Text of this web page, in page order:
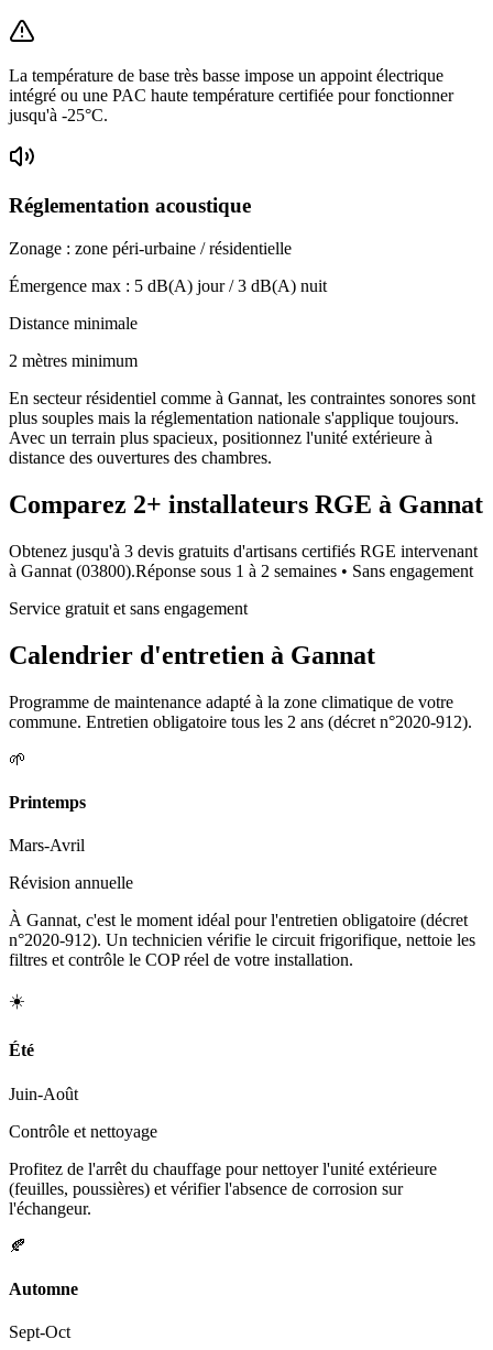
La température de base très basse impose un appoint électrique
intégré ou une PAC haute température certifiée pour fonctionner
jusqu'à -25°C.
Réglementation acoustique
Zonage : zone péri-urbaine / résidentielle
Émergence max : 5 dB(A) jour /3 dB(A) nuit
Distance minimale
2 mètres minimum
En secteur résidentiel comme à Gannat, les contraintes sonores sont
plus souples mais la réglementation nationale s'applique toujours.
Avec un terrain plus spacieux, positionnez l'unité extérieure à
distance des ouvertures des chambres.
Comparez 2+ installateurs RGE à Gannat
Obtenez jusqu'à 3 devis gratuits d'artisans certifiés RGE intervenant
à Gannat (03800).Réponse sous 1 à 2 semaines • Sans engagement
Service gratuit et sans engagement
Calendrier d'entretien à Gannat
Programme de maintenance adapté à la zone climatique de votre
commune. Entretien obligatoire tous les 2 ans (décret n°2020-912).
🌱
Printemps
Mars-Avril
Révision annuelle
À Gannat, c'est le moment idéal pour l'entretien obligatoire (décret
n°2020-912). Un technicien vérifie le circuit frigorifique, nettoie les
filtres et contrôle le COP réel de votre installation.
☀️
Été
Juin-Août
Contrôle et nettoyage
Profitez de l'arrêt du chauffage pour nettoyer l'unité extérieure
(feuilles, poussières) et vérifier l'absence de corrosion sur
l'échangeur.
🍂
Automne
Sept-Oct